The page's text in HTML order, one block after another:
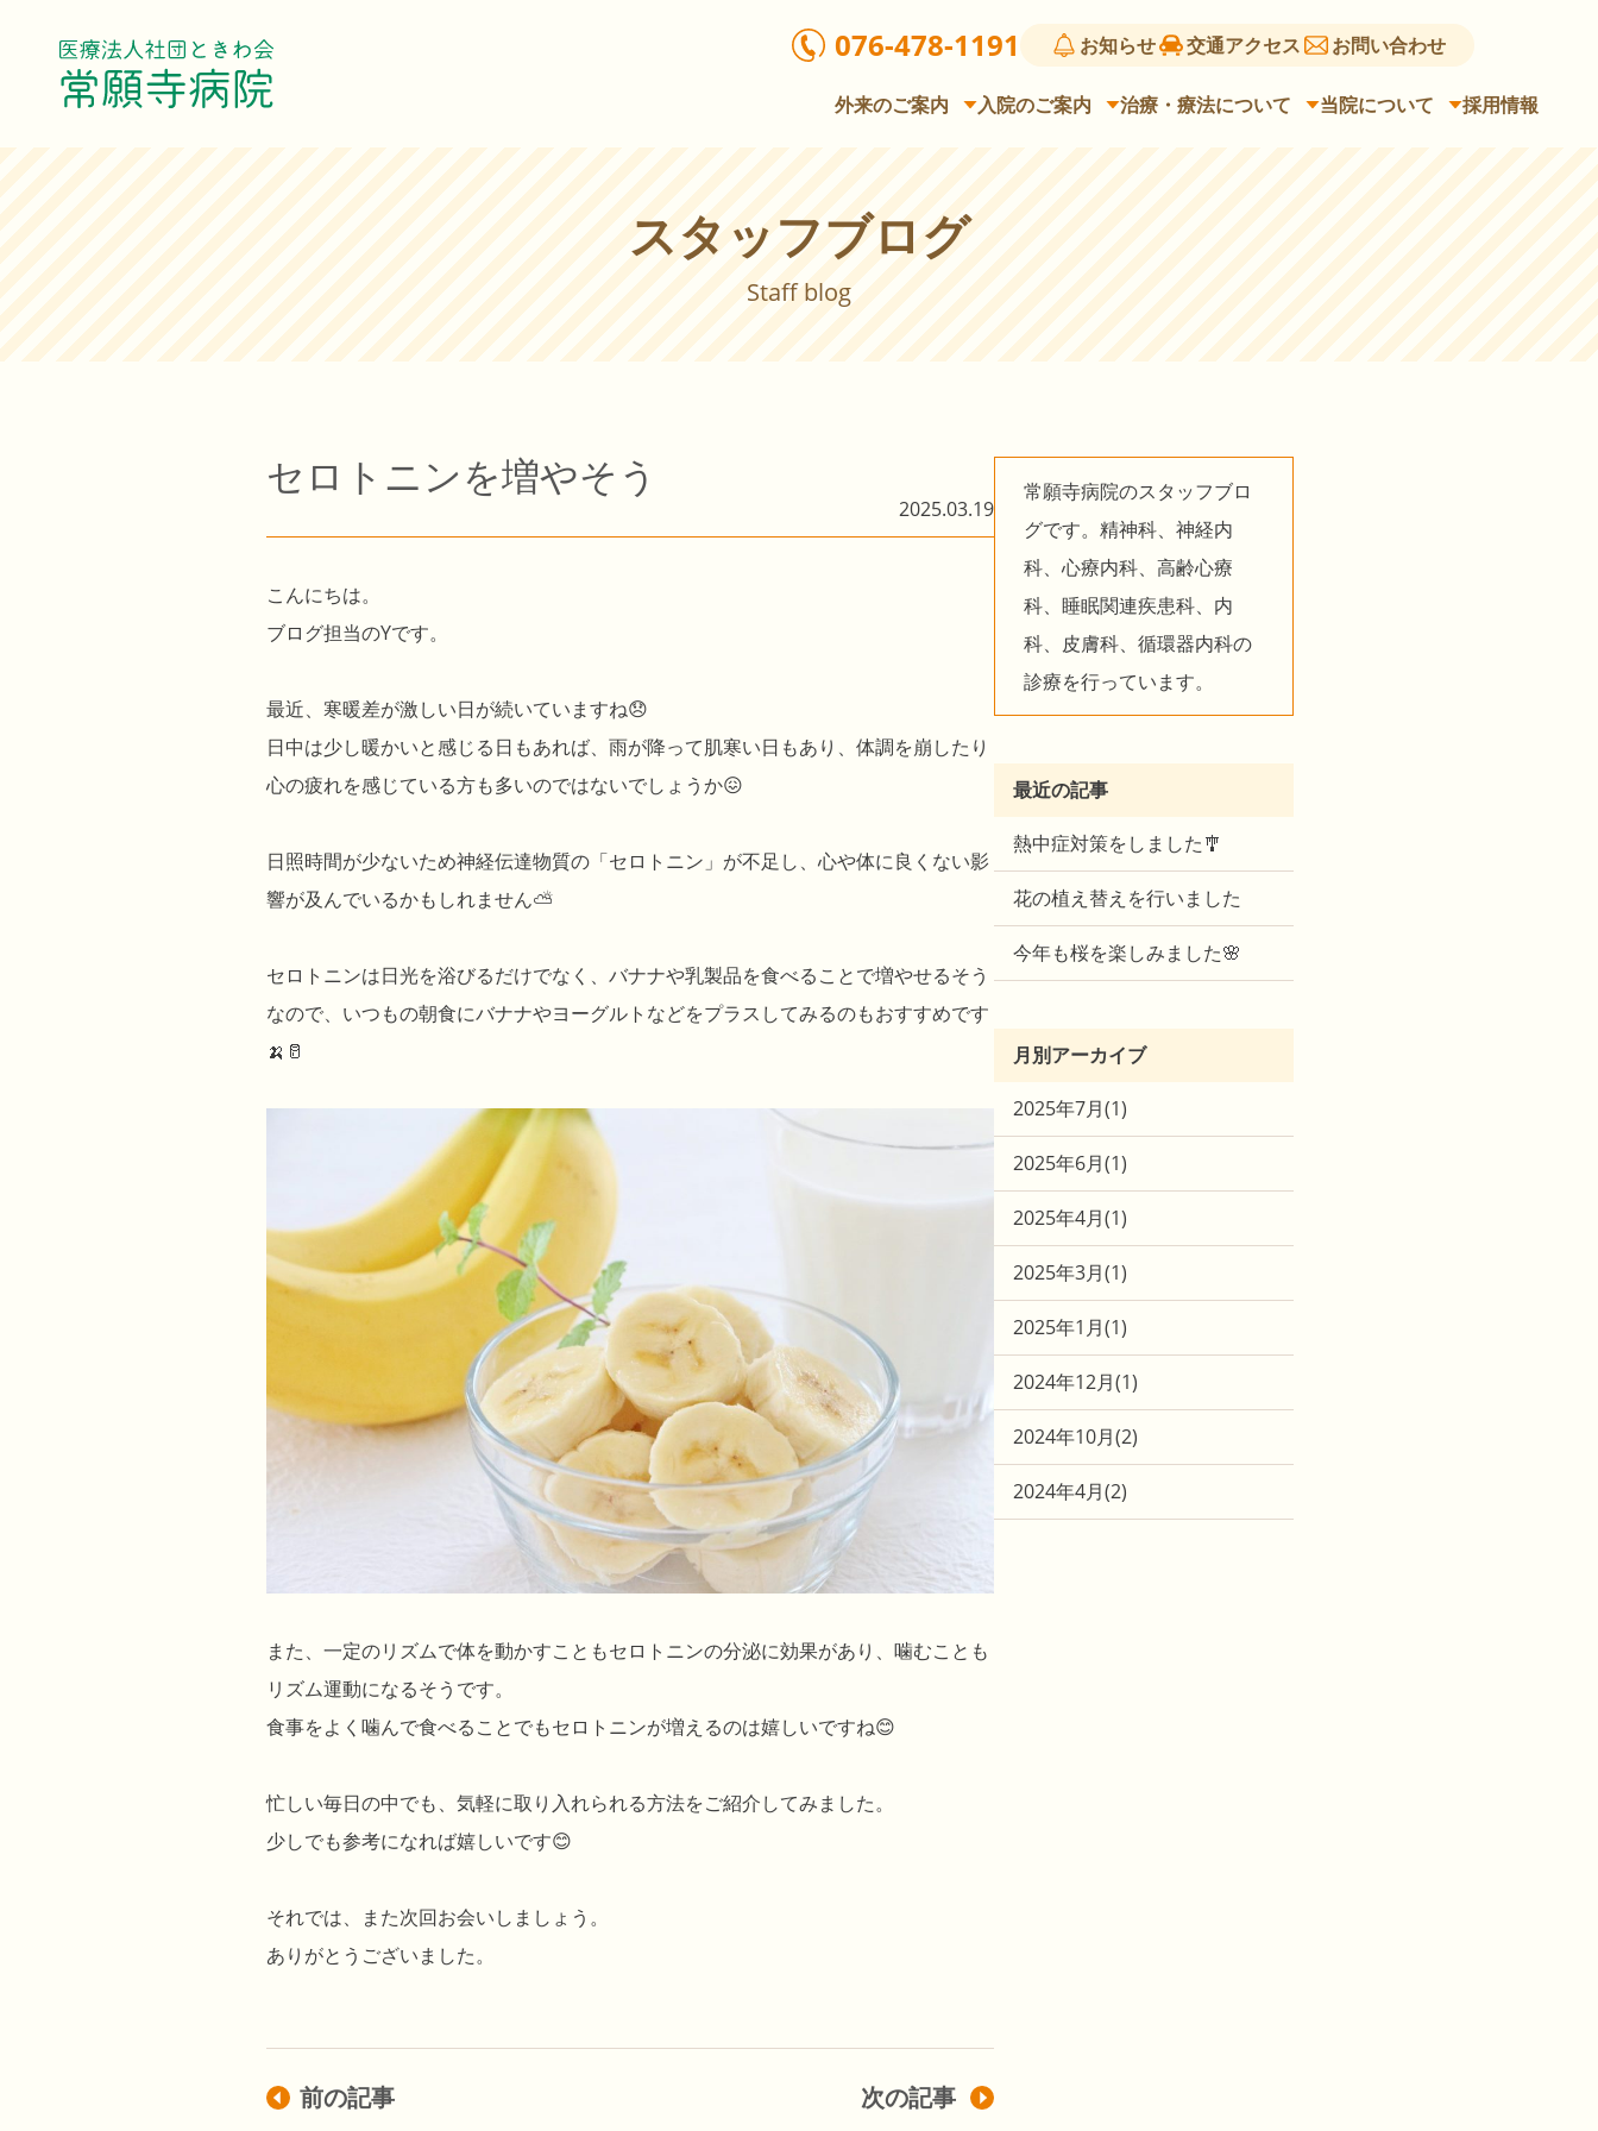
076-478-1191 お知らせ 交通アクセス お問い合わせ
外来のご案内 入院のご案内 治療・療法について 当院について 採用情報
スタッフブログ
Staff blog
セロトニンを増やそう
2025.03.19
こんにちは。
ブログ担当のYです。
最近、寒暖差が激しい日が続いていますね😞
日中は少し暖かいと感じる日もあれば、雨が降って肌寒い日もあり、体調を崩したり
心の疲れを感じている方も多いのではないでしょうか😖
日照時間が少ないため神経伝達物質の「セロトニン」が不足し、心や体に良くない影
響が及んでいるかもしれません⛅
セロトニンは日光を浴びるだけでなく、バナナや乳製品を食べることで増やせるそう
なので、いつもの朝食にバナナやヨーグルトなどをプラスしてみるのもおすすめです
🍌🥛
また、一定のリズムで体を動かすこともセロトニンの分泌に効果があり、噛むことも
リズム運動になるそうです。
食事をよく噛んで食べることでもセロトニンが増えるのは嬉しいですね😊
忙しい毎日の中でも、気軽に取り入れられる方法をご紹介してみました。
少しでも参考になれば嬉しいです😊
それでは、また次回お会いしましょう。
ありがとうございました。
前の記事 次の記事
常願寺病院のスタッフブロ
グです。精神科、神経内
科、心療内科、高齢心療
科、睡眠関連疾患科、内
科、皮膚科、循環器内科の
診療を行っています。
最近の記事
熱中症対策をしました🎐
花の植え替えを行いました
今年も桜を楽しみました🌸
月別アーカイブ
2025年7月(1)
2025年6月(1)
2025年4月(1)
2025年3月(1)
2025年1月(1)
2024年12月(1)
2024年10月(2)
2024年4月(2)